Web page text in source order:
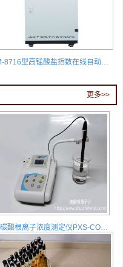
WM-8716型高锰酸盐指数在线自动分析仪
更多>>
水中碳酸根离子浓度测定仪PXS-CO3(-3) 碳酸根离子检测仪